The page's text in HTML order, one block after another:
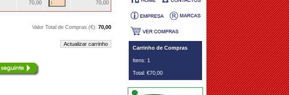
70,00 70,00
Valor Total de Compras (€): 70,00
Actualizar carrinho
Carrinho de Compras
Itens: 1
Total: €70,00